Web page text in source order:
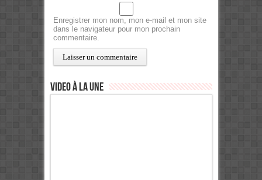
Enregistrer mon nom, mon e-mail et mon site
dans le navigateur pour mon prochain
commentaire.
Video à la Une